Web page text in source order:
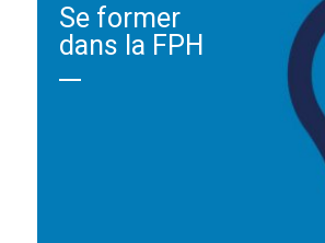
Se former
dans la FPH